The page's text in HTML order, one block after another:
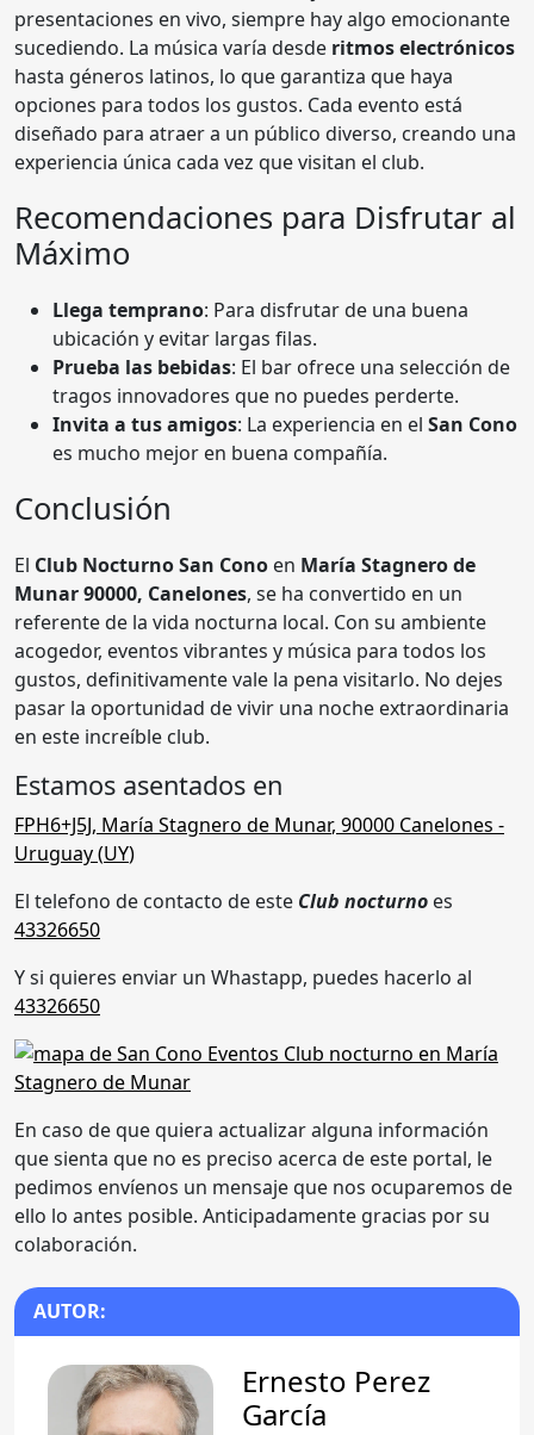
presentaciones en vivo, siempre hay algo emocionante
sucediendo. La música varía desde ritmos electrónicos
hasta géneros latinos, lo que garantiza que haya
opciones para todos los gustos. Cada evento está
diseñado para atraer a un público diverso, creando una
experiencia única cada vez que visitan el club.
Recomendaciones para Disfrutar al
Máximo
Llega temprano: Para disfrutar de una buena
ubicación y evitar largas filas.
Prueba las bebidas: El bar ofrece una selección de
tragos innovadores que no puedes perderte.
Invita a tus amigos: La experiencia en el San Cono
es mucho mejor en buena compañía.
Conclusión
El Club Nocturno San Cono en María Stagnero de
Munar 90000, Canelones, se ha convertido en un
referente de la vida nocturna local. Con su ambiente
acogedor, eventos vibrantes y música para todos los
gustos, definitivamente vale la pena visitarlo. No dejes
pasar la oportunidad de vivir una noche extraordinaria
en este increíble club.
Estamos asentados en
FPH6+J5J, María Stagnero de Munar, 90000 Canelones -
Uruguay (UY)
El telefono de contacto de este Club nocturno es
43326650
Y si quieres enviar un Whastapp, puedes hacerlo al
43326650
En caso de que quiera actualizar alguna información
que sienta que no es preciso acerca de este portal, le
pedimos envíenos un mensaje que nos ocuparemos de
ello lo antes posible. Anticipadamente gracias por su
colaboración.
AUTOR:
Ernesto Perez
García